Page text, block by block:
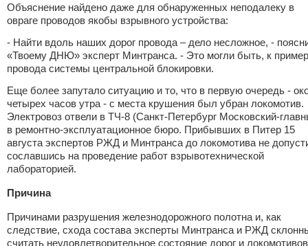
Объяснение найдено даже для обнаруженных неподалеку в
овраге проводов якобы взрывного устройства:
- Найти вдоль наших дорог провода – дело несложное, -
«Твоему ДНЮ» эксперт Минтранса. - Это могли быть, к
провода системы центральной блокировки.
Еще более запутало ситуацию и то, что в первую очередь -
четырех часов утра - с места крушения был убран локомотив.
Электровоз отвели в ТЧ-8 (Санкт-Петербург Московский-
в ремонтно-эксплуатационное бюро. Прибывших в Питер 15
августа экспертов РЖД и Минтранса до локомотива не
сославшись на проведение работ взрывотехнической
лабораторией.
Причина
Причинами разрушения железнодорожного полотна и, как
следствие, схода состава эксперты Минтранса и РЖД
считать неудовлетворительное состояние дорог и